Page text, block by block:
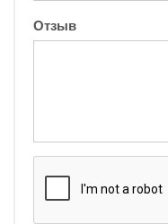
Отзыв